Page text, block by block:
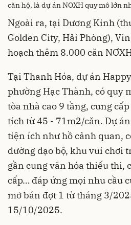
căn hộ, là dự án NOXH quy mô lớn
Ngoài ra, tại Dương Kinh
Golden City, Hải Phòng),
hoạch thêm 8.000 căn
Tại Thanh Hóa, dự án
phường Hạc Thành, có quy
tòa nhà cao 9 tầng, cung
tích từ 45 - 71m2/căn. Dự
tiện ích như hồ cảnh quan,
đường dạo bộ, khu vui chơi
gần cung văn hóa thiếu thi,
cấp… đáp ứng mọi nhu cầu
mở bán đợt 1 từ tháng 3/
15/10/2025.